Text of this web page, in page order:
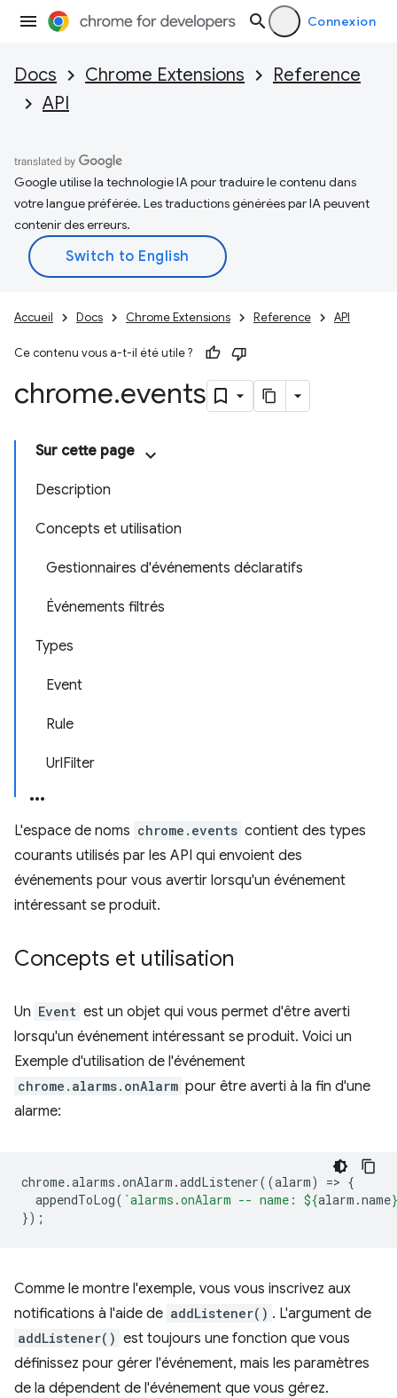
Connexion
Docs Chrome Extensions
Reference
API
Google utilise la technologie IA pour traduire le contenu dans
votre langue préférée. Les traductions générées par IA peuvent
contenir des erreurs.
Accueil Docs Chrome Extensions Reference API
Ce contenu vous a-t-il été utile ?
chrome.events
Sur cette page
Description
Concepts et utilisation
Gestionnaires d'événements déclaratifs
Événements filtrés
Types
Event
Rule
UrlFilter
L'espace de noms chrome.events contient des types
courants utilisés par les API qui envoient des
événements pour vous avertir lorsqu'un événement
intéressant se produit.
Concepts et utilisation
Un Event est un objet qui vous permet d'être averti
lorsqu'un événement intéressant se produit. Voici un
Exemple d'utilisation de l'événement
chrome.alarms.onAlarm pour être averti à la fin d'une
alarme:
chrome.alarms .onAlarm .addListener((alarm) => {
appendToLog( `alarms.onAlarm -- name: ${alarm .name}
});
Comme le montre l'exemple, vous vous inscrivez aux
notifications à l'aide de addListener() . L'argument de
addListener() est toujours une fonction que vous
définissez pour gérer l'événement, mais les paramètres
de la dépendent de l'événement que vous gérez.